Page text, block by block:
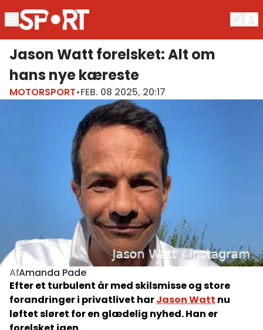
Jason Watt forelsket: Alt om
hans nye kæreste
MOTORSPORT•FEB. 08 2025, 20:17
AfAmanda Pade
Efter et turbulent år med skilsmisse og store
forandringer i privatlivet harJason Watt nu
løftet sløret for en glædelig nyhed. Han er